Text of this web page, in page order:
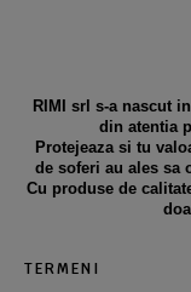
RIMI srl s-a nascut
din atentia
Protejeaza si tu
de soferi au ales sa
Cu produse de
TERMENI